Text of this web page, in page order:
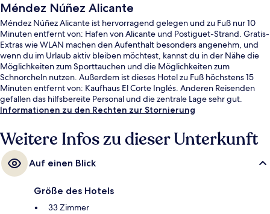
Méndez Núñez Alicante
Méndez Núñez Alicante ist hervorragend gelegen und zu Fuß nur 10
Minuten entfernt von: Hafen von Alicante und Postiguet-Strand. Gratis-
Extras wie WLAN machen den Aufenthalt besonders angenehm, und
wenn du im Urlaub aktiv bleiben möchtest, kannst du in der Nähe die
Möglichkeiten zum Sporttauchen und die Möglichkeiten zum
Schnorcheln nutzen. Außerdem ist dieses Hotel zu Fuß höchstens 15
Minuten entfernt von: Kaufhaus El Corte Inglés. Anderen Reisenden
gefallen das hilfsbereite Personal und die zentrale Lage sehr gut.
Informationen zu den Rechten zur Stornierung
Weitere Infos zu dieser Unterkunft
Auf einen Blick
Größe des Hotels
33 Zimmer